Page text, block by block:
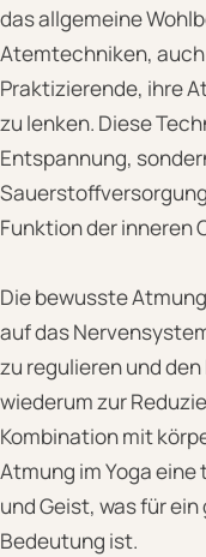
das allgemeine
Atemtechniken,
Praktizierende, ihre
zu lenken. Diese
Entspannung,
Funktion der inneren
Die bewusste
auf das
zu regulieren und
wiederum zur
Kombination mit
Atmung im Yoga
und Geist, was für
Bedeutung ist.